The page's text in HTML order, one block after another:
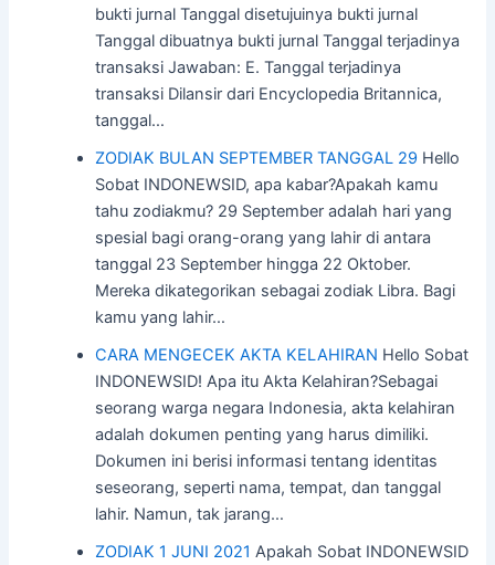
bukti jurnal Tanggal disetujuinya bukti jurnal
Tanggal dibuatnya bukti jurnal Tanggal terjadinya
transaksi Jawaban: E. Tanggal terjadinya
transaksi Dilansir dari Encyclopedia Britannica,
tanggal…
ZODIAK BULAN SEPTEMBER TANGGAL 29 Hello
Sobat INDONEWSID, apa kabar?Apakah kamu
tahu zodiakmu? 29 September adalah hari yang
spesial bagi orang-orang yang lahir di antara
tanggal 23 September hingga 22 Oktober.
Mereka dikategorikan sebagai zodiak Libra. Bagi
kamu yang lahir…
CARA MENGECEK AKTA KELAHIRAN Hello Sobat
INDONEWSID! Apa itu Akta Kelahiran?Sebagai
seorang warga negara Indonesia, akta kelahiran
adalah dokumen penting yang harus dimiliki.
Dokumen ini berisi informasi tentang identitas
seseorang, seperti nama, tempat, dan tanggal
lahir. Namun, tak jarang…
ZODIAK 1 JUNI 2021 Apakah Sobat INDONEWSID